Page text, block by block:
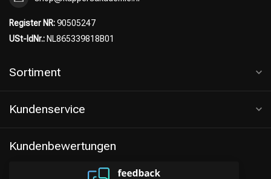
Register NR:90505247
USt-IdNr.: NL865339818B01
Sortiment
Kundenservice
Kundenbewertungen